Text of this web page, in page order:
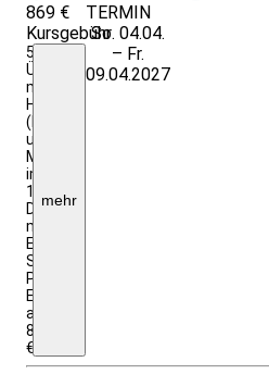
869 €
Kursgebühr
5
Übernachtungen
mit
Halbpension
(Frühstück
und
Mittagessen)
im
1/2
Doppelzimmer
mit
Etagendusche;
Studienleitung,
Programmdurchführung;
EZZ:
ab
80,00
€
mehr
TERMIN
So. 04.04.
– Fr.
09.04.2027